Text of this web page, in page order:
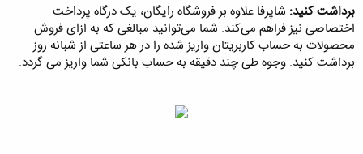
برداشت کنید: شاپرفا علاوه بر فروشگاه رایگان، یک درگاه پرداخت
اختصاصی نیز فراهم می‌کند. شما می‌توانید مبالغی که به ازای فروش
محصولات به حساب کاربریتان واریز شده را در هر ساعتی از شبانه روز
برداشت کنید. وجوه طی چند دقیقه به حساب بانکی شما واریز می گردد.